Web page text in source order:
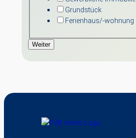
Grundstück
Ferienhaus/-wohnung
Weiter